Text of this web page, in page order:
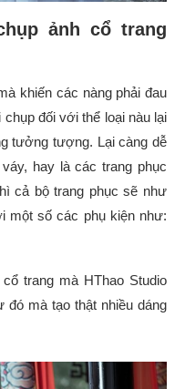
ảnh cổ trang
khiến các nàng phải đau
đối với thể loại nàu lại
tưởng tượng. Lại càng dễ
hay là các trang phục
cả bộ trang phục sẽ như
một số các phụ kiện như:
trang mà HThao Studio
mà tạo thật nhiều dáng